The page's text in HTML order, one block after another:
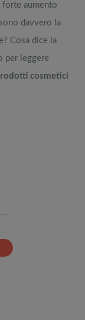
forte aumento
davvero la
Cosa dice la
per leggere
cosmetici